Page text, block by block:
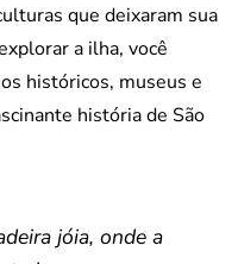
que deixaram sua
a ilha, você
históricos, museus e
história de São
jóia, onde a